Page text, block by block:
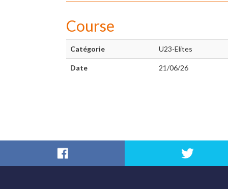
Course
Catégorie U23-Elites
Date 21/06/26